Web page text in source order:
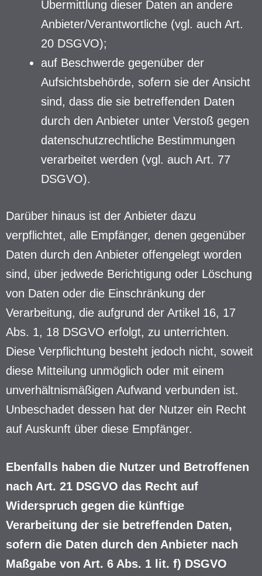
Übermittlung dieser Daten an andere
Anbieter/Verantwortliche (vgl. auch Art.
20 DSGVO);
auf Beschwerde gegenüber der
Aufsichtsbehörde, sofern sie der Ansicht
sind, dass die sie betreffenden Daten
durch den Anbieter unter Verstoß gegen
datenschutzrechtliche Bestimmungen
verarbeitet werden (vgl. auch Art. 77
DSGVO).
Darüber hinaus ist der Anbieter dazu
verpflichtet, alle Empfänger, denen gegenüber
Daten durch den Anbieter offengelegt worden
sind, über jedwede Berichtigung oder Löschung
von Daten oder die Einschränkung der
Verarbeitung, die aufgrund der Artikel 16, 17
Abs. 1, 18 DSGVO erfolgt, zu unterrichten.
Diese Verpflichtung besteht jedoch nicht, soweit
diese Mitteilung unmöglich oder mit einem
unverhältnismäßigen Aufwand verbunden ist.
Unbeschadet dessen hat der Nutzer ein Recht
auf Auskunft über diese Empfänger.
Ebenfalls haben die Nutzer und Betroffenen
nach Art. 21 DSGVO das Recht auf
Widerspruch gegen die künftige
Verarbeitung der sie betreffenden Daten,
sofern die Daten durch den Anbieter nach
Maßgabe von Art. 6 Abs. 1 lit. f) DSGVO